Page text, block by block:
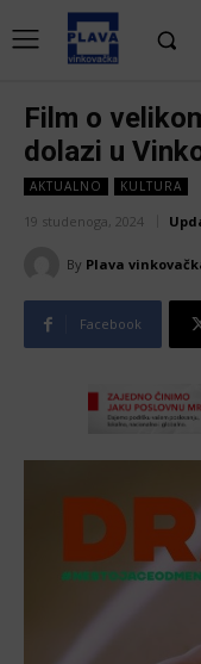
Film o
dolazi u
AKTUALNO KULTURA
19 studenoga, 2024
By Plava
Facebook